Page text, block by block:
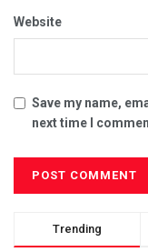
Website
Save my name,
next time I
Trending